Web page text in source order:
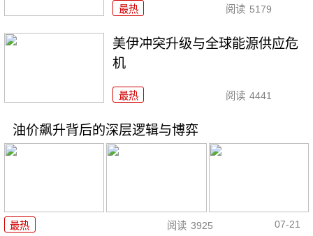
最热 阅读 5179
美伊冲突升级与全球能源供应危
机
最热 阅读 4441
油价飙升背后的深层逻辑与博弈
最热 阅读 3925 07-21